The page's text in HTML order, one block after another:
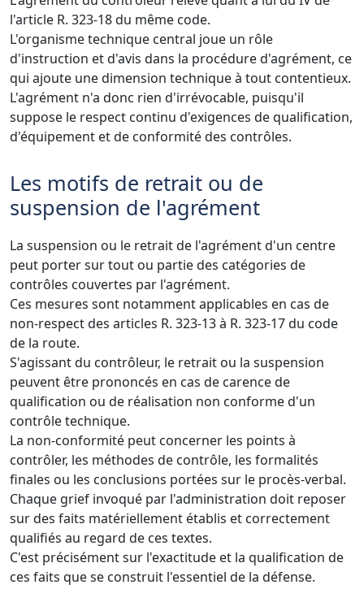
l'article R. 323-18 du même code.
L'organisme technique central joue un rôle
d'instruction et d'avis dans la procédure d'agrément, ce
qui ajoute une dimension technique à tout contentieux.
L'agrément n'a donc rien d'irrévocable, puisqu'il
suppose le respect continu d'exigences de qualification,
d'équipement et de conformité des contrôles.
Les motifs de retrait ou de
suspension de l'agrément
La suspension ou le retrait de l'agrément d'un centre
peut porter sur tout ou partie des catégories de
contrôles couvertes par l'agrément.
Ces mesures sont notamment applicables en cas de
non-respect des articles R. 323-13 à R. 323-17 du code
de la route.
S'agissant du contrôleur, le retrait ou la suspension
peuvent être prononcés en cas de carence de
qualification ou de réalisation non conforme d'un
contrôle technique.
La non-conformité peut concerner les points à
contrôler, les méthodes de contrôle, les formalités
finales ou les conclusions portées sur le procès-verbal.
Chaque grief invoqué par l'administration doit reposer
sur des faits matériellement établis et correctement
qualifiés au regard de ces textes.
C'est précisément sur l'exactitude et la qualification de
ces faits que se construit l'essentiel de la défense.